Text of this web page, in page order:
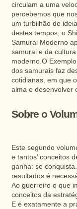
circulam a uma
percebemos que
um turbilhão de
destes tempos, o
Samurai Moderno
samurai e da
moderno.O
dos samurais faz
cotidianas, em que
alma e desenvolver
Sobre o
Este segundo
e tantos’ conceitos
ganha: se
resultados é
Ao guerreiro o que
conceitos da
E é exatamente a